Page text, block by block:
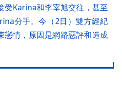
受Karina和李宰旭交往，甚至
分手。今（2日）雙方經紀
戀情，原因是網路惡評和造成